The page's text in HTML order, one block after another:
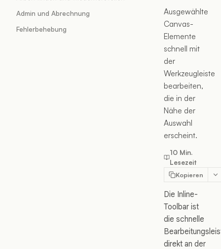
Admin und Abrechnung
Fehlerbehebung
Ausgewählte
Canvas-
Elemente
schnell mit
der
Werkzeugleiste
bearbeiten,
die in der
Nähe der
Auswahl
erscheint.
10 Min.
Lesezeit
Kopieren
Die Inline-
Toolbar ist
die schnelle
direkt an der